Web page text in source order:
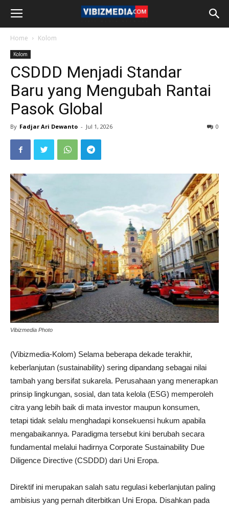
Home Kolom
Kolom
CSDDD Menjadi Standar
Baru yang Mengubah Rantai
Pasok Global
By Fadjar Ari Dewanto - Jul 1, 2026 0
Vibizmedia Photo
(Vibizmedia-Kolom) Selama beberapa dekade terakhir,
keberlanjutan (sustainability) sering dipandang sebagai nilai
tambah yang bersifat sukarela. Perusahaan yang menerapkan
prinsip lingkungan, sosial, dan tata kelola (ESG) memperoleh
citra yang lebih baik di mata investor maupun konsumen,
tetapi tidak selalu menghadapi konsekuensi hukum apabila
mengabaikannya. Paradigma tersebut kini berubah secara
fundamental melalui hadirnya Corporate Sustainability Due
Diligence Directive (CSDDD) dari Uni Eropa.
Direktif ini merupakan salah satu regulasi keberlanjutan paling
ambisius yang pernah diterbitkan Uni Eropa. Disahkan pada